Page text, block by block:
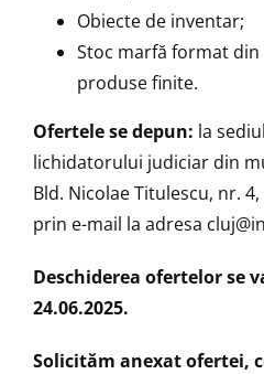
Obiecte de inventar;
Stoc marfă format
produse finite.
Ofertele se depun: la
lichidatorului judiciar din
Bld. Nicolae Titulescu, nr.
prin e-mail la adresa
Deschiderea ofertelor se
24.06.2025.
Solicităm anexat ofertei,